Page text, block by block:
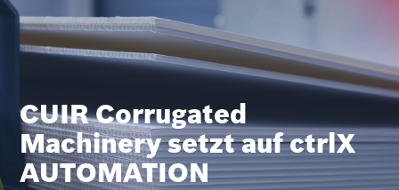
CUIR Corrugated
Machinery setzt auf ctrlX
AUTOMATION